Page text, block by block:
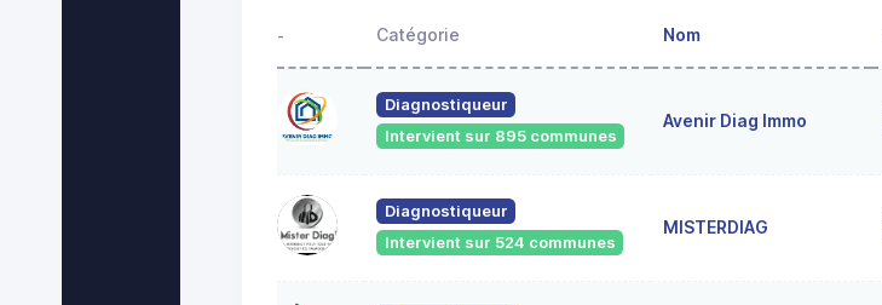
- Catégorie Nom
Diagnostiqueur
Intervient sur 895 communes
Avenir Diag Immo
Diagnostiqueur
Intervient sur 524 communes
MISTERDIAG